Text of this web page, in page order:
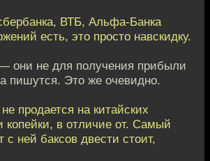
ВТБ, Альфа-Банка
есть, это просто навскидку.
они не для получения прибыли
пишутся. Это же очевидно.
продается на китайских
копейки, в отличие от. Самый
ней баксов двести стоит,